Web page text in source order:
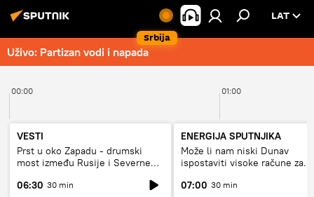
Srbija
LAT
Uživo: Partizan vodi i napada
00:00 01:00
VESTI
Prst u oko Zapadu - drumski
most između Rusije i Severne
06:30 30 min
ENERGIJA SPUTNJIKA
Može li nam niski Dunav
ispostaviti visoke račune za
07:00 30 min